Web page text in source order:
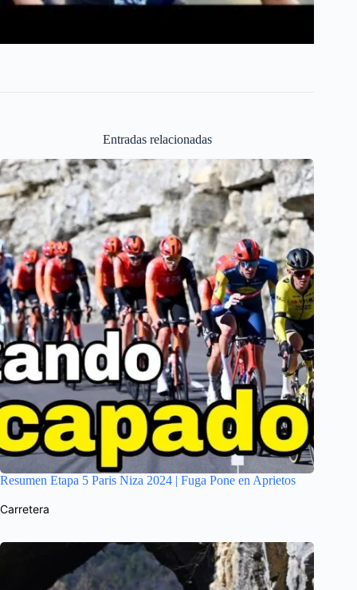
Entradas relacionadas
Resumen Etapa 5 Paris Niza 2024 | Fuga Pone en Aprietos
Carretera